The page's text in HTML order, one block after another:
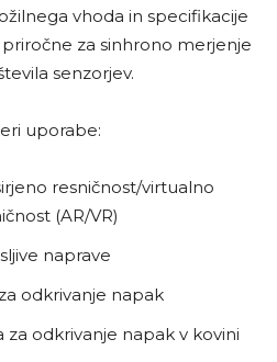
vhoda in specifikacije
za sinhrono merjenje
senzorjev.
uporabe:
resničnost/virtualno
(AR/VR)
naprave
odkrivanje napak
odkrivanje napak v kovini